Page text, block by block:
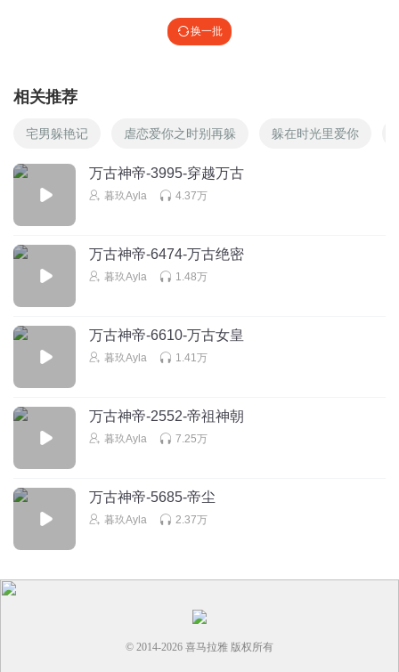
换一批
相关推荐
宅男躲艳记 虐恋爱你之时别再躲 躲在时光里爱你
万古神帝-3995-穿越万古
暮玖Ayla 4.37万
万古神帝-6474-万古绝密
暮玖Ayla 1.48万
万古神帝-6610-万古女皇
暮玖Ayla 1.41万
万古神帝-2552-帝祖神朝
暮玖Ayla 7.25万
万古神帝-5685-帝尘
暮玖Ayla 2.37万
© 2014-2026 喜马拉雅 版权所有